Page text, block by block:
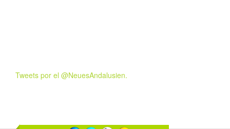
Tweets por el @NeuesAndalusien.